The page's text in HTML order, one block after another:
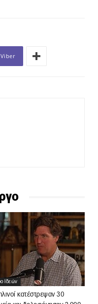
Viber
Ιδεών
κατέστρεψαν 30